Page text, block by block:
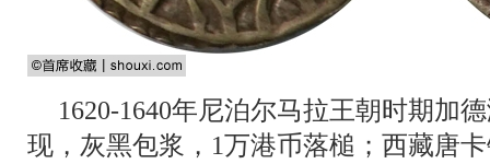
1620-1640年尼泊尔马拉王朝时期加
现，灰黑包浆，1万港币落槌；西藏唐